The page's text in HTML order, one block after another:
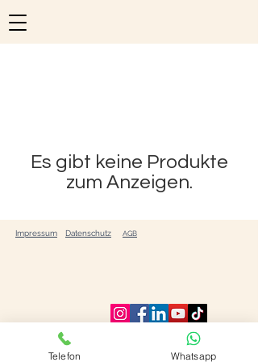
Es gibt keine Produkte
zum Anzeigen.
Impressum Datenschutz AGB
Telefon Whatsapp